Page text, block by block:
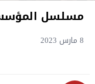
مسلسل المؤسس
8 مارس 2023